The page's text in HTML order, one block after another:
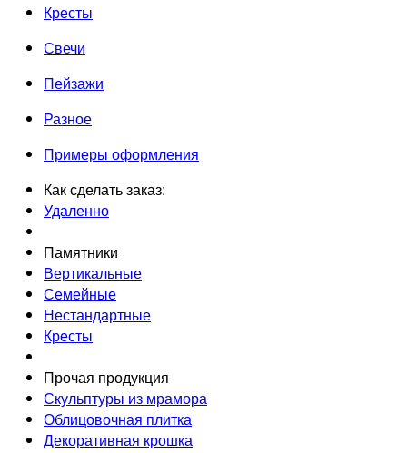
Кресты
Свечи
Пейзажи
Разное
Примеры оформления
Как сделать заказ:
Удаленно
Памятники
Вертикальные
Семейные
Нестандартные
Кресты
Прочая продукция
Скульптуры из мрамора
Облицовочная плитка
Декоративная крошка